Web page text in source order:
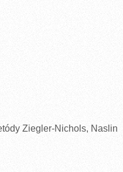
Ziegler-Nichols, Naslin